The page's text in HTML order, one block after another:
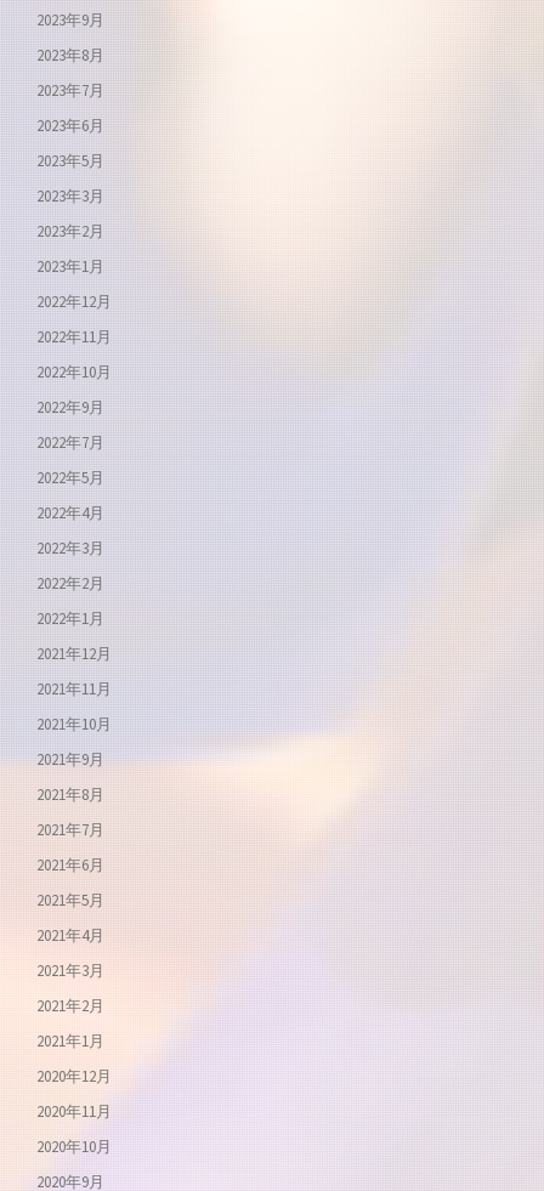
2023年9月
2023年8月
2023年7月
2023年6月
2023年5月
2023年3月
2023年2月
2023年1月
2022年12月
2022年11月
2022年10月
2022年9月
2022年7月
2022年5月
2022年4月
2022年3月
2022年2月
2022年1月
2021年12月
2021年11月
2021年10月
2021年9月
2021年8月
2021年7月
2021年6月
2021年5月
2021年4月
2021年3月
2021年2月
2021年1月
2020年12月
2020年11月
2020年10月
2020年9月